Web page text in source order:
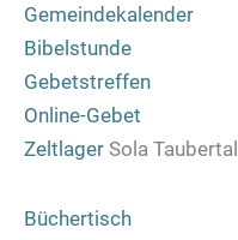
Gemeindekalender
Bibelstunde
Gebetstreffen
Online-Gebet
Zeltlager Sola Taubertal
Büchertisch